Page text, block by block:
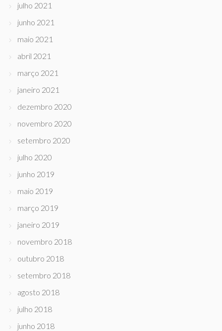
julho 2021
junho 2021
maio 2021
abril 2021
março 2021
janeiro 2021
dezembro 2020
novembro 2020
setembro 2020
julho 2020
junho 2019
maio 2019
março 2019
janeiro 2019
novembro 2018
outubro 2018
setembro 2018
agosto 2018
julho 2018
junho 2018